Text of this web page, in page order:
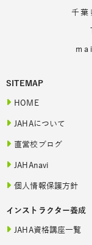
千
SITEMAP
HOME
JAHAについて
直営校ブログ
JAHAnavi
個人情報保護方針
インストラクター養成
JAHA資格講座一覧